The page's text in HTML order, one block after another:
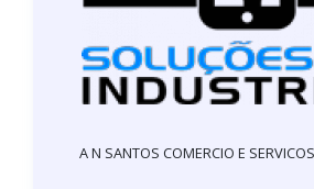
A N SANTOS COMERCIO E